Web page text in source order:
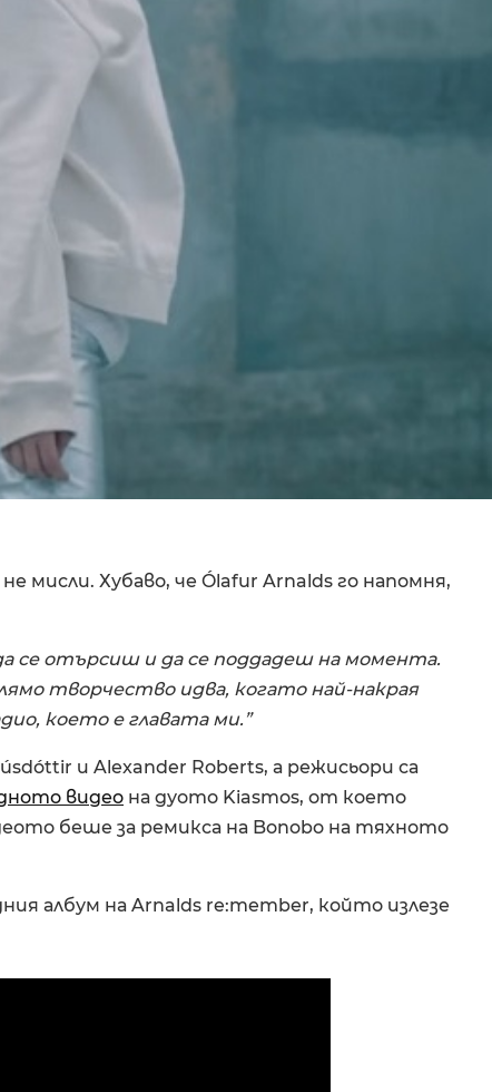
не мисли. Хубаво, че Ólafur Arnalds го напомня,
се отърсиш и да се поддадеш на момента.
творчество идва, когато най-накрая
което е главата ми.”
и Alexander Roberts, а режисьори са
видео на дуото Kiasmos, от което
беше за ремикса на Bonobo на тяхното
албум на Arnalds re:member, който излезе